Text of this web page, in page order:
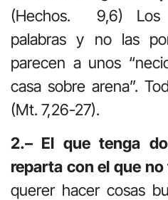
(Hechos. 9,6) Los
palabras y no las
parecen a unos
casa sobre arena”.
(Mt. 7,26-27).
2.– El que tenga
reparta con el que no
querer hacer cosas